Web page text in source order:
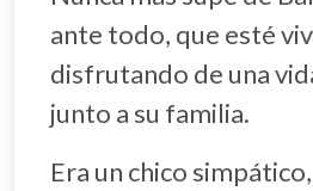
ante todo, que esté
disfrutando de una
junto a su familia.
Era un chico